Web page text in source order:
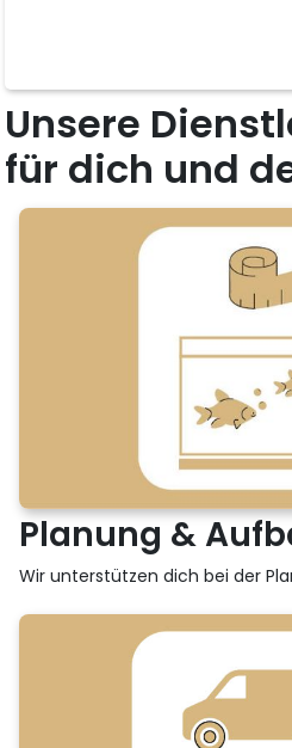
Unsere
für dich und
Planung &
Wir unterstützen dich bei der